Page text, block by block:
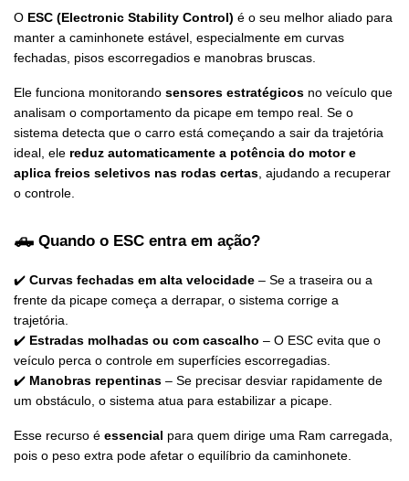
O ESC (Electronic Stability Control) é o seu melhor aliado para
manter a caminhonete estável, especialmente em curvas
fechadas, pisos escorregadios e manobras bruscas.
Ele funciona monitorando sensores estratégicos no veículo que
analisam o comportamento da picape em tempo real. Se o
sistema detecta que o carro está começando a sair da trajetória
ideal, ele reduz automaticamente a potência do motor e
aplica freios seletivos nas rodas certas , ajudando a recuperar
o controle.
🛻 Quando o ESC entra em ação?
✔️ Curvas fechadas em alta velocidade – Se a traseira ou a
frente da picape começa a derrapar, o sistema corrige a
trajetória.
✔️ Estradas molhadas ou com cascalho – O ESC evita que o
veículo perca o controle em superfícies escorregadias.
✔️ Manobras repentinas – Se precisar desviar rapidamente de
um obstáculo, o sistema atua para estabilizar a picape.
Esse recurso é essencial para quem dirige uma Ram carregada,
pois o peso extra pode afetar o equilíbrio da caminhonete.